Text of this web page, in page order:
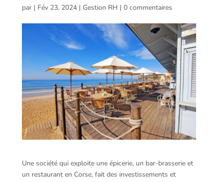
par | Fév 23, 2024| Gestion RH | 0 commentaires
Une société qui exploite une épicerie, un bar-brasserie et
un restaurant en Corse, fait des investissements et